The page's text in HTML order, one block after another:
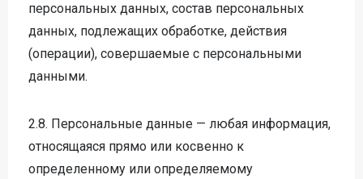
персональных данных, состав персональных
данных, подлежащих обработке, действия
(операции), совершаемые с персональными
данными.
2.8. Персональные данные — любая информация,
относящаяся прямо или косвенно к
определенному или определяемому